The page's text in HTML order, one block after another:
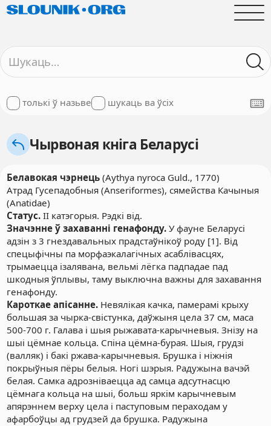
толькі ў назьве шукаць ва ўсіх
Чырвоная кніга Беларусі
Белавокая чэрнець(Aythya nyroca Guld., 1770)
Атрад Гусепадобныя (Anseriformes), сямейства Качыныя
(Anatidae)
Статус.II катэгорыя. Рэдкі від.
Значэнне ў захаванні генафонду.У фауне Беларусі
адзін з 3 гнездавальных прадстаўнікоў роду [1]. Від
спецыфічны па морфаэкалагічных асаблівасцях,
трымаецца ізалявана, вельмі лёгка падпадае пад
шкодныя ўплывы, таму выключна важны для захавання
генафонду.
Кароткае апісанне.Невялікая качка, памерамі крыху
большая за чырка-свістунка, даўжыня цела 37 см, маса
500-700 г. Галава і шыя рыжавата-карычневыя. Знізу на
шыі цёмнае кольца. Спіна цёмна-бурая. Шыя, грудзі
(валляк) і бакі ржава-карычневыя. Брушка і ніжнія
покрыўныя пёры белыя. Ногі шэрыя. Радужына вачэй
белая. Самка адрозніваецца ад самца адсутнасцю
цёмнага кольца на шыі, больш яркім карычневым
апярэннем верху цела і паступовым пераходам у
афарбоўцы ад грудзей да брушка. Радужына